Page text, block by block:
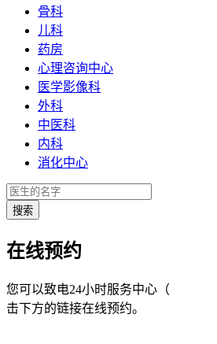
骨科
儿科
药房
心理咨询中心
医学影像科
外科
中医科
内科
消化中心
在线预约
您可以致电24小时服务中心（
击下方的链接在线预约。